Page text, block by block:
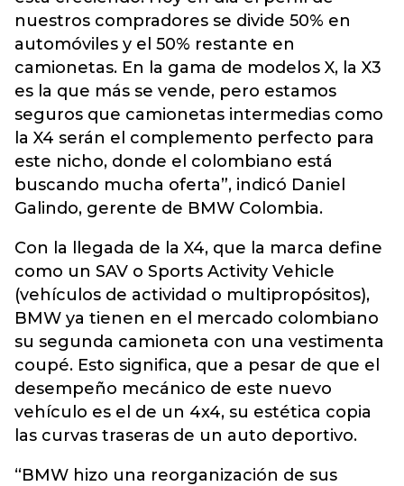
nuestros compradores se divide 50% en
automóviles y el 50% restante en
camionetas. En la gama de modelos X, la X3
es la que más se vende, pero estamos
seguros que camionetas intermedias como
la X4 serán el complemento perfecto para
este nicho, donde el colombiano está
buscando mucha oferta”, indicó Daniel
Galindo, gerente de BMW Colombia.
Con la llegada de la X4, que la marca define
como un SAV o Sports Activity Vehicle
(vehículos de actividad o multipropósitos),
BMW ya tienen en el mercado colombiano
su segunda camioneta con una vestimenta
coupé. Esto significa, que a pesar de que el
desempeño mecánico de este nuevo
vehículo es el de un 4x4, su estética copia
las curvas traseras de un auto deportivo.
“BMW hizo una reorganización de sus